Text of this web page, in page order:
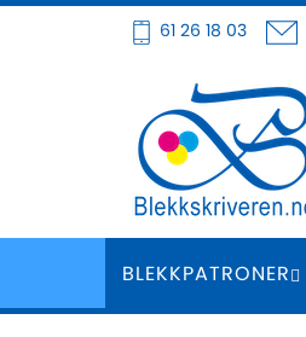
Hoppe
innhold
61 26 18 03
BLEKKPATRONER